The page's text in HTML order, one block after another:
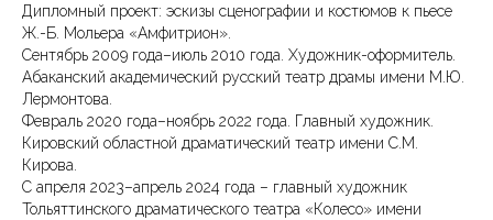
Дипломный проект: эскизы сценографии и костюмов к пьесе
Ж.-Б. Мольера «Амфитрион».
Сентябрь 2009 года–июль 2010 года. Художник-оформитель.
Абаканский академический русский театр драмы имени М.Ю.
Лермонтова.
Февраль 2020 года–ноябрь 2022 года. Главный художник.
Кировский областной драматический театр имени С.М.
Кирова.
С апреля 2023–апрель 2024 года – главный художник
Тольяттинского драматического театра «Колесо» имени